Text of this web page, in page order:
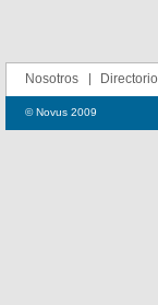
Nosotros Directorio
© Novus 2009